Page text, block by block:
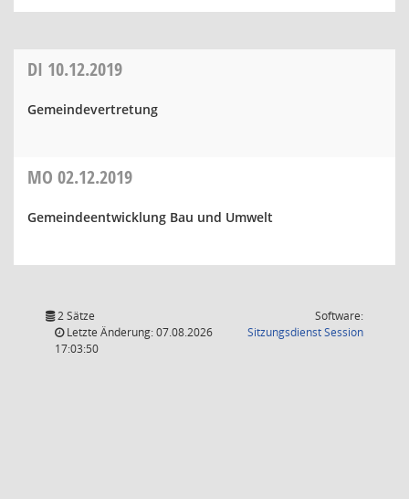
DI 10.12.2019
Gemeindevertretung
MO 02.12.2019
Gemeindeentwicklung Bau und Umwelt
2 Sätze
Letzte Änderung: 07.08.2026
17:03:50
Software:
SitzungsdienstSession(Wird in